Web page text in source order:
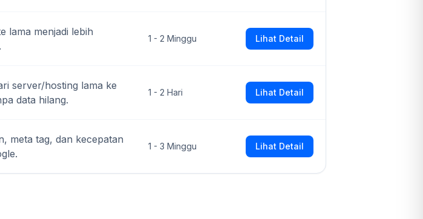
lama menjadi lebih
1 - 2 Minggu Lihat Detail
server/hosting lama ke
data hilang.
1 - 2 Hari Lihat Detail
meta tag, dan kecepatan
1 - 3 Minggu Lihat Detail